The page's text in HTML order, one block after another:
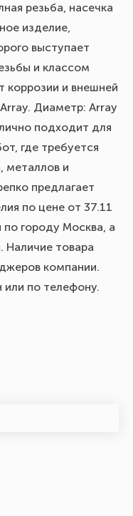
резьба, насечка
изделие,
выступает
и классом
коррозии и внешней
Диаметр: Array
подходит для
где требуется
металлов и
предлагает
по цене от 37.11
городу Москва, а
Наличие товара
компании.
по телефону.